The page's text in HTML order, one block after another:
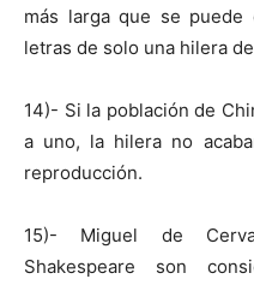
más larga que se
letras de solo una hilera
14)- Si la población de
a uno, la hilera no
reproducción.
15)- Miguel de
Shakespeare son